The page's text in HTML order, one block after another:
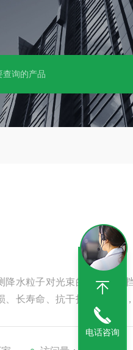
降水粒子对光束的散射或遮
、长寿命、抗干扰强等优势
涂层、温控模块及智能滤波
文水资源管理等领域。
电话咨询